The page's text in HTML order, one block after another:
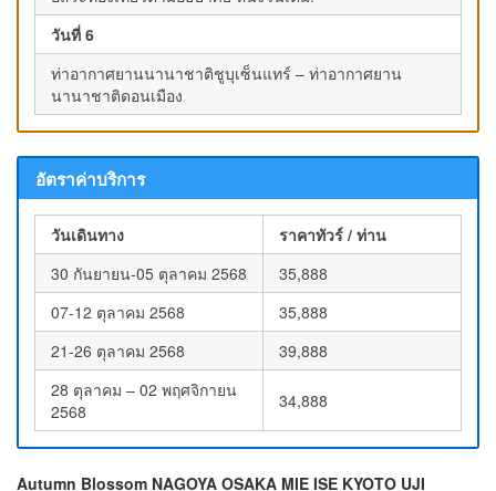
วันที่ 6
ท่าอากาศยานนานาชาติชูบุเซ็นแทร์ – ท่าอากาศยาน
นานาชาติดอนเมือง
อัตราค่าบริการ
วันเดินทาง
ราคาทัวร์ / ท่าน
30 กันยายน-05 ตุลาคม 2568
35,888
07-12 ตุลาคม 2568
35,888
21-26 ตุลาคม 2568
39,888
28 ตุลาคม – 02 พฤศจิกายน
2568
34,888
Autumn Blossom NAGOYA OSAKA MIE ISE KYOTO UJI